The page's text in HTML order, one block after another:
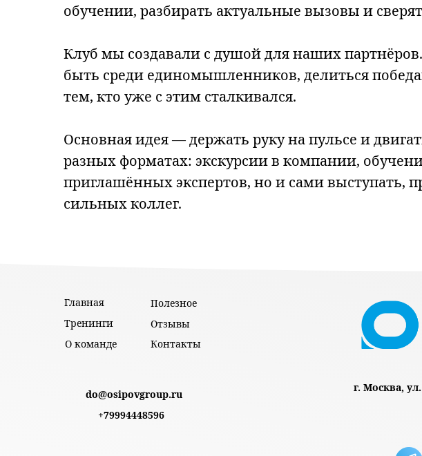
обучении, разбирать актуальные вызовы и
Клуб мы создавали с душой для наших
быть среди единомышленников, делиться
тем, кто уже с этим сталкивался.
Основная идея — держать руку на пульсе и
разных форматах: экскурсии в компании,
приглашённых экспертов, но и сами выступать,
сильных коллег.
Главная
Тренинги
О команде
Контакты
Отзывы
Полезное
do@osipovgroup.ru
+79994448596
г. Москва,